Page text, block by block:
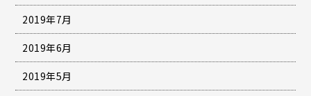
2019年7月
2019年6月
2019年5月